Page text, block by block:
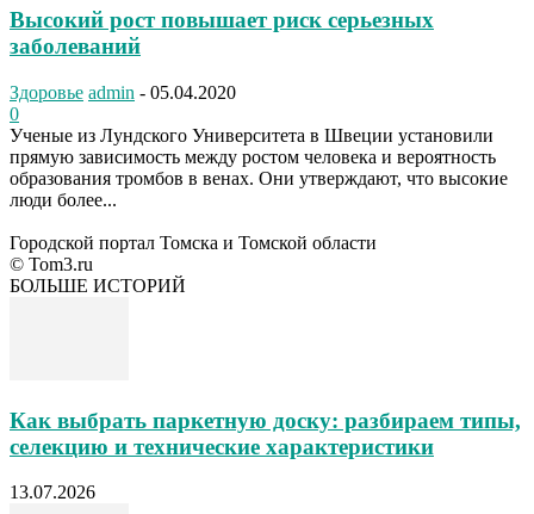
Высокий рост повышает риск серьезных
заболеваний
Здоровье admin - 05.04.2020
0
Ученые из Лундского Университета в Швеции установили
прямую зависимость между ростом человека и вероятность
образования тромбов в венах. Они утверждают, что высокие
люди более...
Городской портал Томска и Томской области
© Tom3.ru
БОЛЬШЕ ИСТОРИЙ
Как выбрать паркетную доску: разбираем типы,
селекцию и технические характеристики
13.07.2026